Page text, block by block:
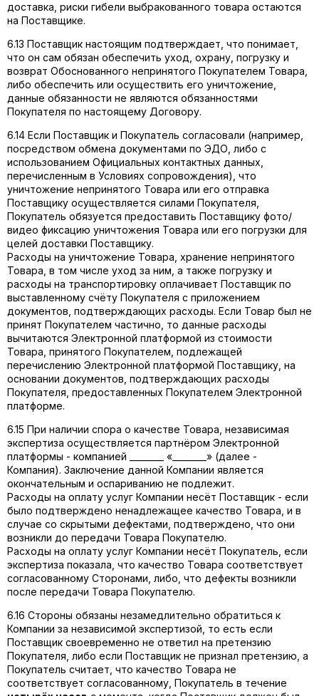
доставка, риски гибели выбракованного товара остаются
на Поставщике.
6.13 Поставщик настоящим подтверждает, что понимает,
что он сам обязан обеспечить уход, охрану, погрузку и
возврат Обоснованного непринятого Покупателем Товара,
либо обеспечить или осуществить его уничтожение,
данные обязанности не являются обязанностями
Покупателя по настоящему Договору.
6.14 Если Поставщик и Покупатель согласовали (например,
посредством обмена документами по ЭДО, либо с
использованием Официальных контактных данных,
перечисленным в Условиях сопровождения), что
уничтожение непринятого Товара или его отправка
Поставщику осуществляется силами Покупателя,
Покупатель обязуется предоставить Поставщику фото/
видео фиксацию уничтожения Товара или его погрузки для
целей доставки Поставщику.
Расходы на уничтожение Товара, хранение непринятого
Товара, в том числе уход за ним, а также погрузку и
расходы на транспортировку оплачивает Поставщик по
выставленному счёту Покупателя с приложением
документов, подтверждающих расходы. Если Товар был не
принят Покупателем частично, то данные расходы
вычитаются Электронной платформой из стоимости
Товара, принятого Покупателем, подлежащей
перечислению Электронной платформой Поставщику, на
основании документов, подтверждающих расходы
Покупателя, предоставленных Покупателем Электронной
платформе.
6.15 При наличии спора о качестве Товара, независимая
экспертиза осуществляется партнёром Электронной
платформы - компанией ________ «________» (далее -
Компания). Заключение данной Компании является
окончательным и оспариванию не подлежит.
Расходы на оплату услуг Компании несёт Поставщик - если
было подтверждено ненадлежащее качество Товара, и в
случае со скрытыми дефектами, подтверждено, что они
возникли до передачи Товара Покупателю.
Расходы на оплату услуг Компании несёт Покупатель, если
экспертиза показала, что качество Товара соответствует
согласованному Сторонами, либо, что дефекты возникли
после передачи Товара Покупателю.
6.16 Стороны обязаны незамедлительно обратиться к
Компании за независимой экспертизой, то есть если
Поставщик своевременно не ответил на претензию
Покупателя, либо если Поставщик не признал претензию, а
Покупатель считает, что качество Товара не
соответствует согласованному, Покупатель в течение